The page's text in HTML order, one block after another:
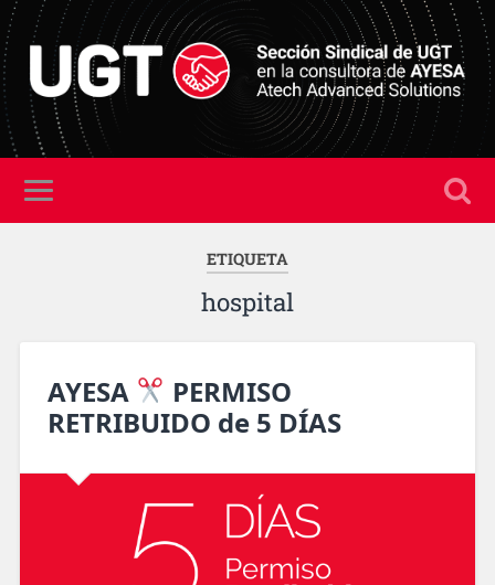
ETIQUETA
hospital
AYESA
PERMISO
RETRIBUIDO de 5 DÍAS